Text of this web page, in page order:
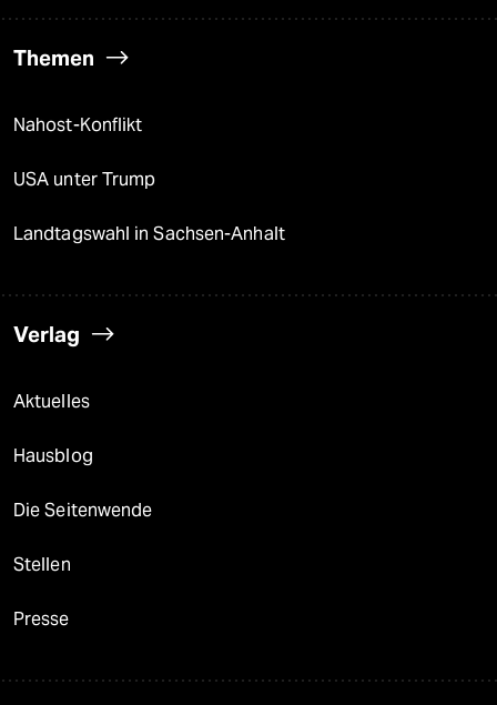
Themen
Nahost-Konflikt
USA unter Trump
Landtagswahl in Sachsen-Anhalt
Verlag
Aktuelles
Hausblog
Die Seitenwende
Stellen
Presse